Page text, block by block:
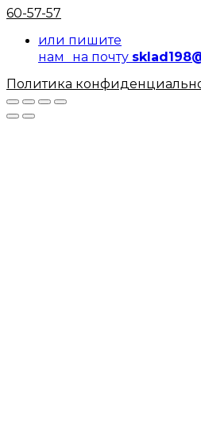
60-57-57
или пишите
нам на почту
Политика